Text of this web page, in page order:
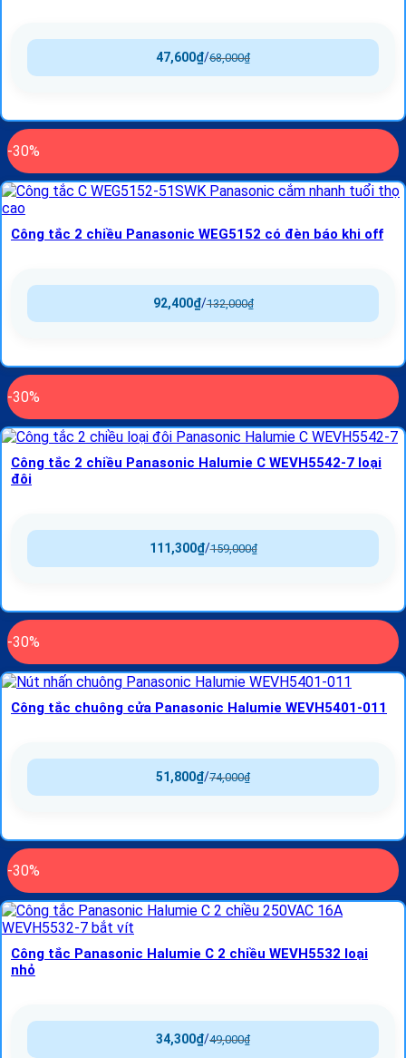
68,000₫
/
47,600₫
-30%
Công tắc 2 chiều Panasonic WEG5152 có đèn báo khi off
132,000₫
/
92,400₫
-30%
Công tắc 2 chiều Panasonic Halumie C WEVH5542-7 loại
đôi
159,000₫
/
111,300₫
-30%
Công tắc chuông cửa Panasonic Halumie WEVH5401-011
74,000₫
/
51,800₫
-30%
Công tắc Panasonic Halumie C 2 chiều WEVH5532 loại
nhỏ
49,000₫
/
34,300₫